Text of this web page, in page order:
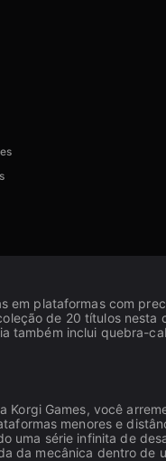
em plataformas com
de 20 títulos
também inclui quebra-
Korgi Games, você
menores e
uma série infinita de
da mecânica dentro de